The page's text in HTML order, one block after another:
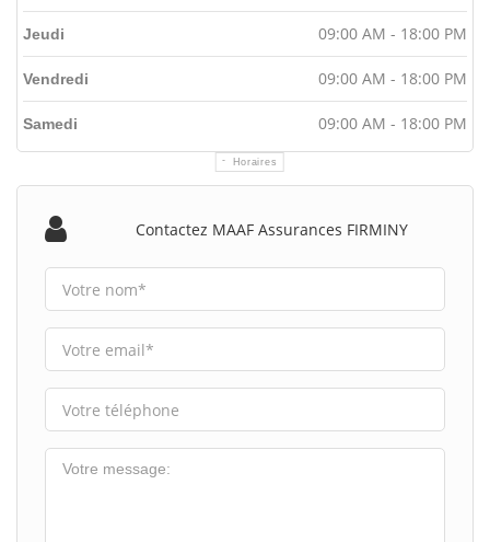
Horaires
Jeudi 09:00 AM - 18:00 PM
Vendredi 09:00 AM - 18:00 PM
Samedi 09:00 AM - 18:00 PM
Contactez MAAF Assurances FIRMINY